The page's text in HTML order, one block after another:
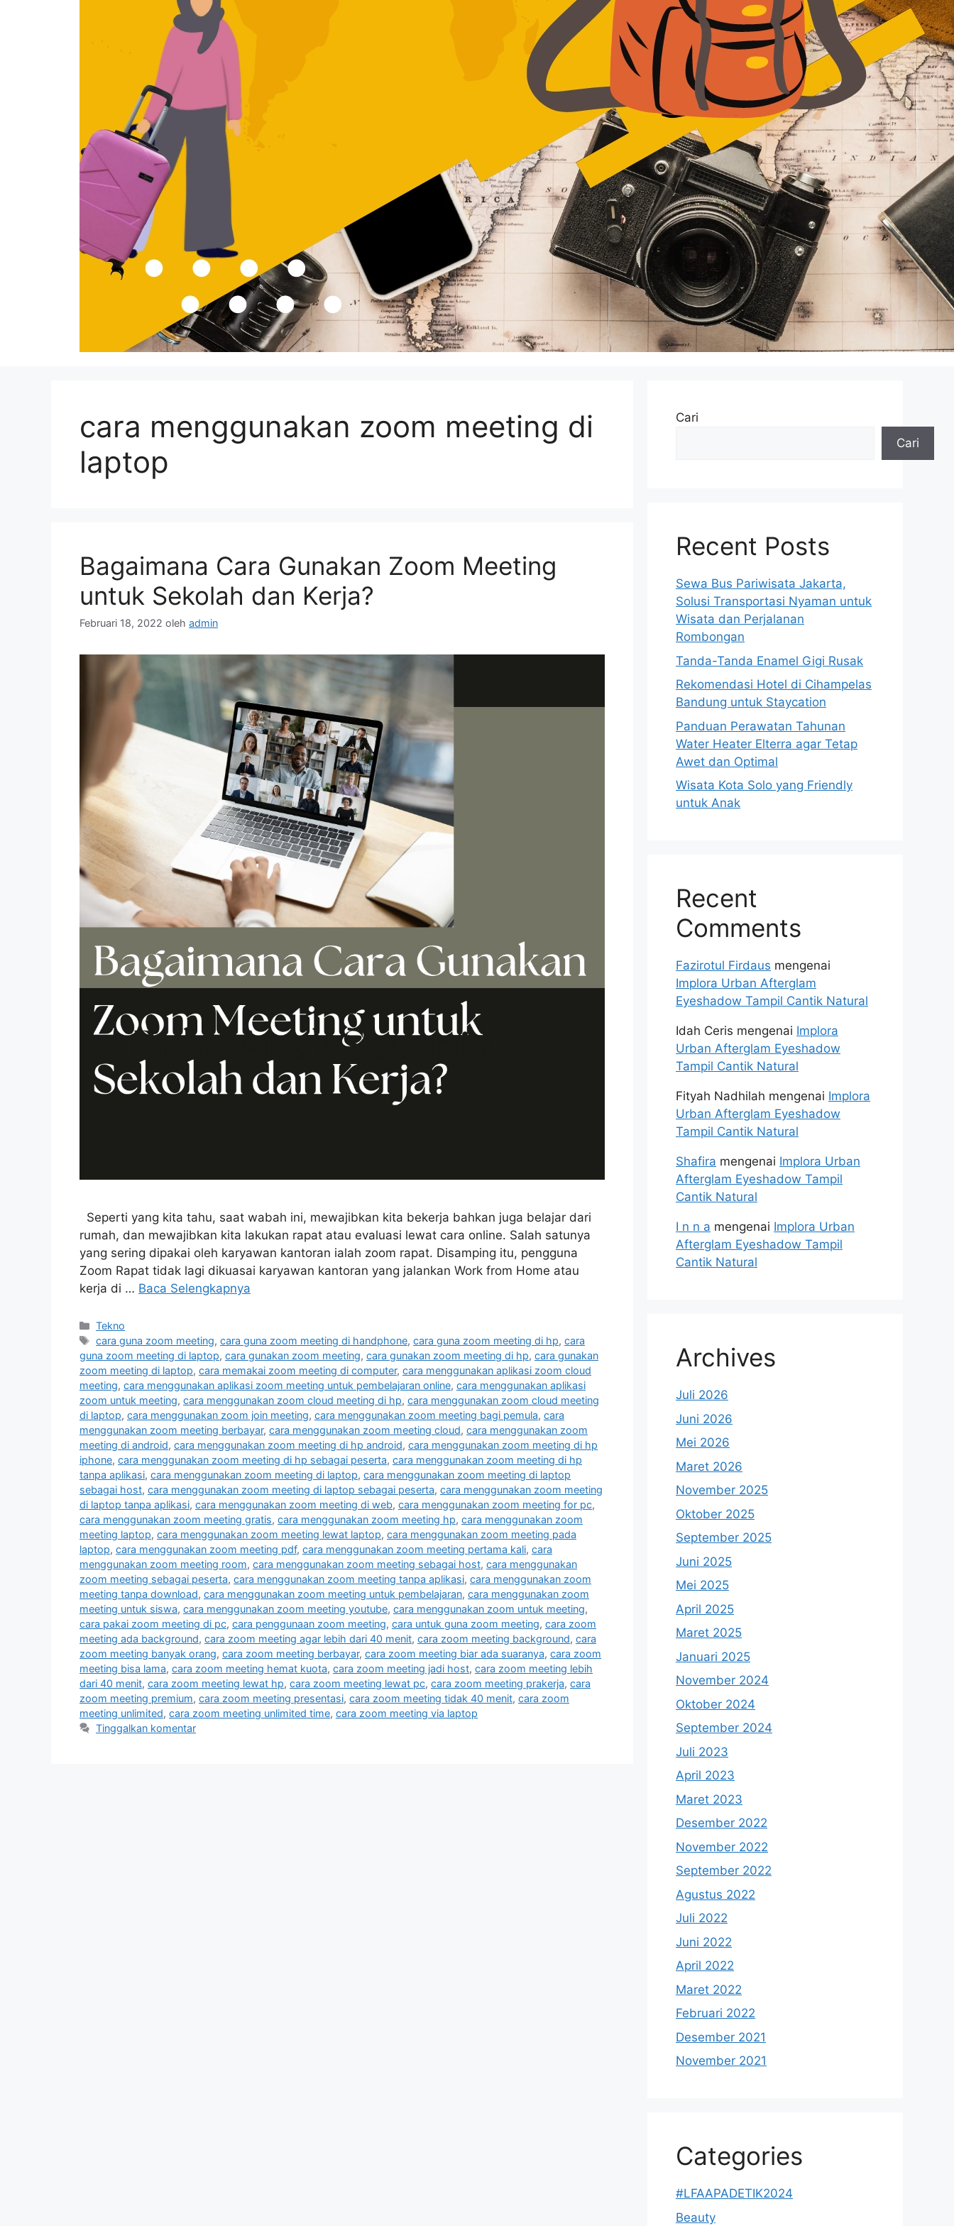
cara menggunakan zoom meeting di
laptop
Bagaimana Cara Gunakan Zoom Meeting
untuk Sekolah dan Kerja?
Februari 18, 2022 oleh admin
Seperti yang kita tahu, saat wabah ini, mewajibkan kita bekerja bahkan juga belajar dari
rumah, dan mewajibkan kita lakukan rapat atau evaluasi lewat cara online. Salah satunya
yang sering dipakai oleh karyawan kantoran ialah zoom rapat. Disamping itu, pengguna
Zoom Rapat tidak lagi dikuasai karyawan kantoran yang jalankan Work from Home atau
kerja di … Baca Selengkapnya
Kategori
Tekno
Tag
cara guna zoom meeting,cara guna zoom meeting di handphone,cara guna zoom meeting di hp,cara
guna zoom meeting di laptop, cara gunakan zoom meeting, cara gunakan zoom meeting di hp, cara gunakan
zoom meeting di laptop, cara memakai zoom meeting di computer, cara menggunakan aplikasi zoom cloud
meeting, cara menggunakan aplikasi zoom meeting untuk pembelajaran online, cara menggunakan aplikasi
zoom untuk meeting, cara menggunakan zoom cloud meeting di hp, cara menggunakan zoom cloud meeting
di laptop, cara menggunakan zoom join meeting, cara menggunakan zoom meeting bagi pemula, cara
menggunakan zoom meeting berbayar, cara menggunakan zoom meeting cloud, cara menggunakan zoom
meeting di android, cara menggunakan zoom meeting di hp android, cara menggunakan zoom meeting di hp
iphone, cara menggunakan zoom meeting di hp sebagai peserta, cara menggunakan zoom meeting di hp
tanpa aplikasi, cara menggunakan zoom meeting di laptop, cara menggunakan zoom meeting di laptop
sebagai host, cara menggunakan zoom meeting di laptop sebagai peserta, cara menggunakan zoom meeting
di laptop tanpa aplikasi, cara menggunakan zoom meeting di web, cara menggunakan zoom meeting for pc,
cara menggunakan zoom meeting gratis, cara menggunakan zoom meeting hp, cara menggunakan zoom
meeting laptop, cara menggunakan zoom meeting lewat laptop, cara menggunakan zoom meeting pada
laptop, cara menggunakan zoom meeting pdf, cara menggunakan zoom meeting pertama kali, cara
menggunakan zoom meeting room, cara menggunakan zoom meeting sebagai host, cara menggunakan
zoom meeting sebagai peserta, cara menggunakan zoom meeting tanpa aplikasi, cara menggunakan zoom
meeting tanpa download, cara menggunakan zoom meeting untuk pembelajaran, cara menggunakan zoom
meeting untuk siswa, cara menggunakan zoom meeting youtube, cara menggunakan zoom untuk meeting,
cara pakai zoom meeting di pc, cara penggunaan zoom meeting, cara untuk guna zoom meeting, cara zoom
meeting ada background, cara zoom meeting agar lebih dari 40 menit, cara zoom meeting background, cara
zoom meeting banyak orang, cara zoom meeting berbayar, cara zoom meeting biar ada suaranya, cara zoom
meeting bisa lama, cara zoom meeting hemat kuota, cara zoom meeting jadi host, cara zoom meeting lebih
dari 40 menit, cara zoom meeting lewat hp, cara zoom meeting lewat pc, cara zoom meeting prakerja, cara
zoom meeting premium, cara zoom meeting presentasi, cara zoom meeting tidak 40 menit, cara zoom
meeting unlimited, cara zoom meeting unlimited time, cara zoom meeting via laptop
Tinggalkan komentar
Cari
Cari
Recent Posts
Sewa Bus Pariwisata Jakarta,
Solusi Transportasi Nyaman untuk
Wisata dan Perjalanan
Rombongan
Tanda-Tanda Enamel Gigi Rusak
Rekomendasi Hotel di Cihampelas
Bandung untuk Staycation
Panduan Perawatan Tahunan
Water Heater Elterra agar Tetap
Awet dan Optimal
Wisata Kota Solo yang Friendly
untuk Anak
Recent
Comments
Fazirotul Firdaus mengenai
Implora Urban Afterglam
Eyeshadow Tampil Cantik Natural
Idah Ceris mengenai Implora
Urban Afterglam Eyeshadow
Tampil Cantik Natural
Fityah Nadhilah mengenai Implora
Urban Afterglam Eyeshadow
Tampil Cantik Natural
Shafira mengenai Implora Urban
Afterglam Eyeshadow Tampil
Cantik Natural
I n n a mengenai Implora Urban
Afterglam Eyeshadow Tampil
Cantik Natural
Archives
Juli 2026
Juni 2026
Mei 2026
Maret 2026
November 2025
Oktober 2025
September 2025
Juni 2025
Mei 2025
April 2025
Maret 2025
Januari 2025
November 2024
Oktober 2024
September 2024
Juli 2023
April 2023
Maret 2023
Desember 2022
November 2022
September 2022
Agustus 2022
Juli 2022
Juni 2022
April 2022
Maret 2022
Februari 2022
Desember 2021
November 2021
Categories
#LFAAPADETIK2024
Beauty